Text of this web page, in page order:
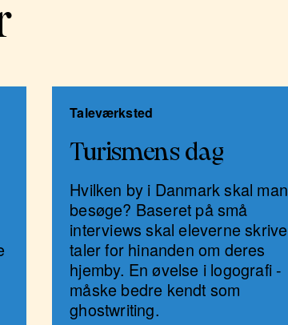
Taleværksted
Turismens dag
Hvilken by i Danmark skal man
besøge? Baseret på små
interviews skal eleverne skrive
taler for hinanden om deres
hjemby. En øvelse i logografi -
måske bedre kendt som
ghostwriting.